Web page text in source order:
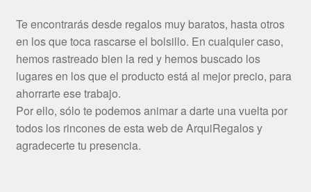
Te encontrarás desde regalos muy baratos, hasta otros
en los que toca rascarse el bolsillo. En cualquier caso,
hemos rastreado bien la red y hemos buscado los
lugares en los que el producto está al mejor precio, para
ahorrarte ese trabajo.
Por ello, sólo te podemos animar a darte una vuelta por
todos los rincones de esta web de ArquiRegalos y
agradecerte tu presencia.